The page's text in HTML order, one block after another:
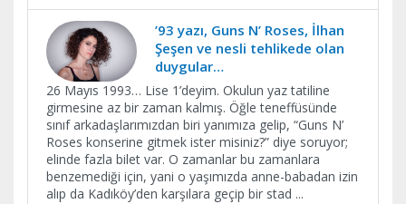
’93 yazı, Guns N’ Roses, İlhan
Şeşen ve nesli tehlikede olan
duygular…
26 Mayıs 1993… Lise 1’deyim. Okulun yaz tatiline
girmesine az bir zaman kalmış. Öğle teneffüsünde
sınıf arkadaşlarımızdan biri yanımıza gelip, “Guns N’
Roses konserine gitmek ister misiniz?” diye soruyor;
elinde fazla bilet var. O zamanlar bu zamanlara
benzemediği için, yani o yaşımızda anne-babadan izin
alıp da Kadıköy’den karşılara geçip bir stad ...